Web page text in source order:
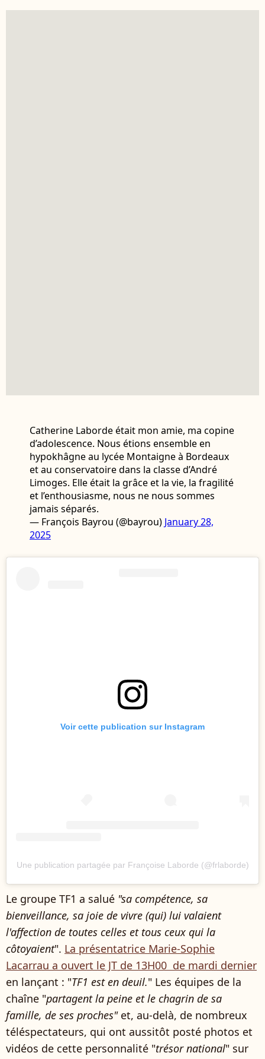
Catherine Laborde était mon amie, ma copine
d’adolescence. Nous étions ensemble en
hypokhâgne au lycée Montaigne à Bordeaux
et au conservatoire dans la classe d’André
Limoges. Elle était la grâce et la vie, la fragilité
et l’enthousiasme, nous ne nous sommes
jamais séparés.
— François Bayrou (@bayrou) January 28,
2025
Voir cette publication sur Instagram
Une publication partagée par Françoise Laborde (@frlaborde)
Le groupe TF1 a salué "sa compétence, sa
bienveillance, sa joie de vivre (qui) lui valaient
l'affection de toutes celles et tous ceux qui la
côtoyaient". La présentatrice Marie-Sophie
Lacarrau a ouvert le JT de 13H00 de mardi dernier
en lançant : "TF1 est en deuil." Les équipes de la
chaîne "partagent la peine et le chagrin de sa
famille, de ses proches"et, au-delà, de nombreux
téléspectateurs, qui ont aussitôt posté photos et
vidéos de cette personnalité "trésor national" sur